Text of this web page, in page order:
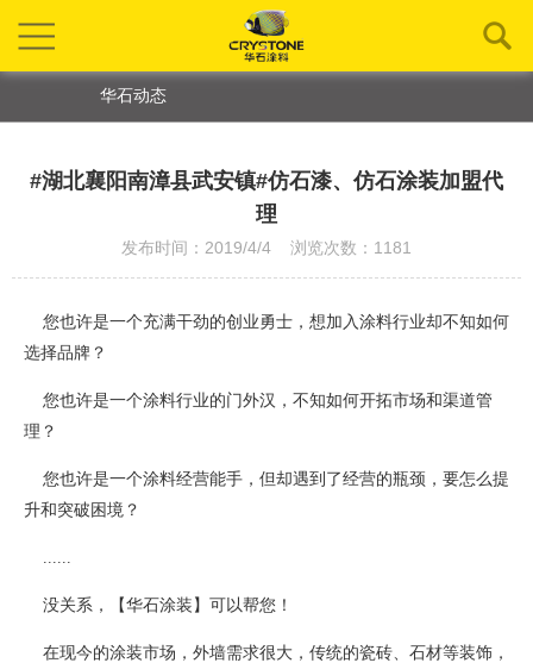
华石动态
#湖北襄阳南漳县武安镇#仿石漆、仿石涂装加盟代
理
发布时间：2019/4/4 浏览次数：1181
您也许是一个充满干劲的创业勇士，想加入涂料行业却不知如何
选择品牌？
您也许是一个涂料行业的门外汉，不知如何开拓市场和渠道管
理？
您也许是一个涂料经营能手，但却遇到了经营的瓶颈，要怎么提
升和突破困境？
......
没关系，【华石涂装】可以帮您！
在现今的涂装市场，外墙需求很大，传统的瓷砖、石材等装饰，